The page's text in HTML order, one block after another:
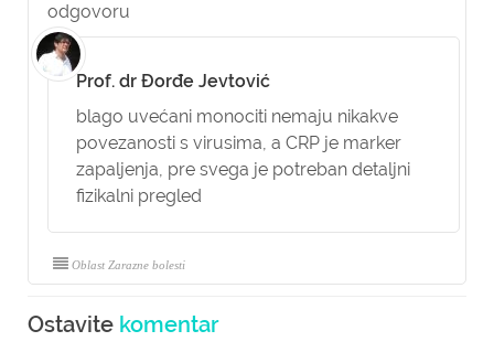
odgovoru
Prof. dr Đorđe Jevtović
blago uvećani monociti nemaju nikakve
povezanosti s virusima, a CRP je marker
zapaljenja, pre svega je potreban detaljni
fizikalni pregled
Oblast Zarazne bolesti
Ostavite komentar